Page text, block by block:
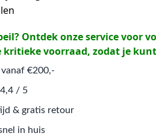
Ontdek onze service voor
kritieke voorraad, zodat je
€200,-
/ 5
& gratis retour
in huis